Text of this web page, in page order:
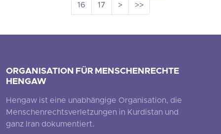
16
17 > >>
ORGANISATION FÜR MENSCHENRECHTE
HENGAW
Hengaw ist eine unabhängige Organisation, die
Menschenrechtsverletzungen in Kurdistan und
ganz Iran dokumentiert.